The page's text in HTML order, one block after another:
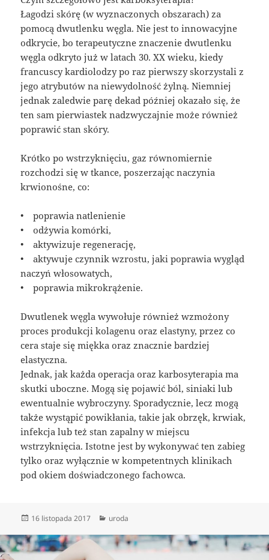
Łagodzi skórę (w wyznaczonych obszarach) za
pomocą dwutlenku węgla. Nie jest to innowacyjne
odkrycie, bo terapeutyczne znaczenie dwutlenku
węgla odkryto już w latach 30. XX wieku, kiedy
francuscy kardiolodzy po raz pierwszy skorzystali z
jego atrybutów na niewydolność żylną. Niemniej
jednak zaledwie parę dekad później okazało się, że
ten sam pierwiastek nadzwyczajnie może również
poprawić stan skóry.
Krótko po wstrzyknięciu, gaz równomiernie
rozchodzi się w tkance, poszerzając naczynia
krwionośne, co:
• poprawia natlenienie
• odżywia komórki,
• aktywizuje regenerację,
• aktywuje czynnik wzrostu, jaki poprawia wygląd
naczyń włosowatych,
• poprawia mikrokrążenie.
Dwutlenek węgla wywołuje również wzmożony
proces produkcji kolagenu oraz elastyny, przez co
cera staje się miękka oraz znacznie bardziej
elastyczna.
Jednak, jak każda operacja oraz karbosyterapia ma
skutki uboczne. Mogą się pojawić ból, siniaki lub
ewentualnie wybroczyny. Sporadycznie, lecz mogą
także wystąpić powikłania, takie jak obrzęk, krwiak,
infekcja lub też stan zapalny w miejscu
wstrzyknięcia. Istotne jest by wykonywać ten zabieg
tylko oraz wyłącznie w kompetentnych klinikach
pod okiem doświadczonego fachowca.
Data
16 listopada 2017 Kategorie
uroda